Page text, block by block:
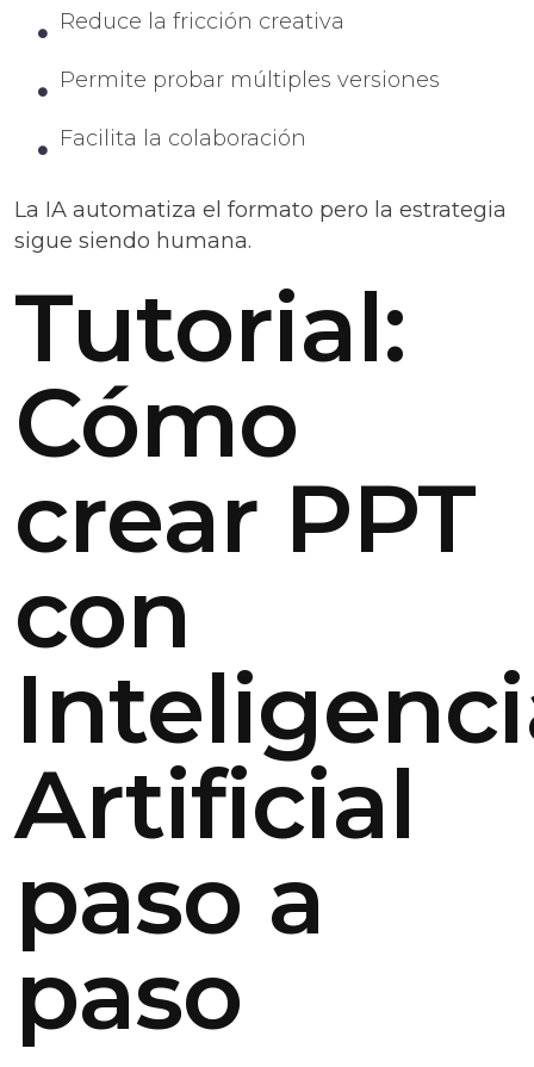
Reduce la fricción creativa
Permite probar múltiples versiones
Facilita la colaboración
La IA automatiza el formato pero la estrategia
sigue siendo humana.
Tutorial:
Cómo
crear PPT
con
Artificial
paso a
paso